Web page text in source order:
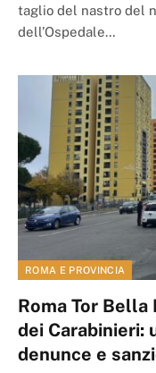
taglio del nastro del
dell’Ospedale…
ROMA E PROVINCIA
Roma Tor Bella
dei Carabinieri:
denunce e